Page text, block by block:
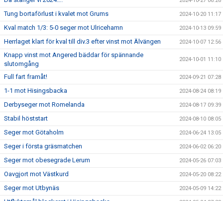
Tung bortaförlust i kvalet mot Grums 2024-10-20 11:17
Kval match 1/3: 5-0 seger mot Ulricehamn 2024-10-13 09:59
Herrlaget klart för kval till div.3 efter vinst mot Älvängen 2024-10-07 12:56
Knapp vinst mot Angered bäddar för spännande
slutomgång
2024-10-01 11:10
Full fart framåt! 2024-09-21 07:28
1-1 mot Hisingsbacka 2024-08-24 08:19
Derbyseger mot Romelanda 2024-08-17 09:39
Stabil höststart 2024-08-10 08:05
Seger mot Götaholm 2024-06-24 13:05
Seger i första gräsmatchen 2024-06-02 06:20
Seger mot obesegrade Lerum 2024-05-26 07:03
Oavgjort mot Västkurd 2024-05-20 08:22
Seger mot Utbynäs 2024-05-09 14:22